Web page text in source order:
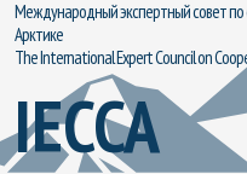
Международный экспертный совет по
Арктике
The International Expert Council on
IECCA